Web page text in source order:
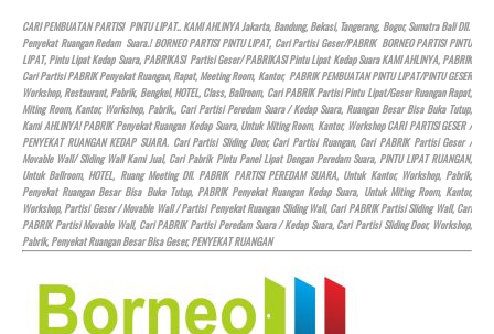
CARI PEMBUATAN PARTISI PINTU LIPAT.. KAMI AHLINYA Jakarta, Bandung, Bekasi, Tangerang, Bogor, Sumatra Bali Dll.
Penyekat Ruangan Redam Suara.! BORNEO PARTISI PINTU LIPAT, Cari Partisi Geser/PABRIK BORNEO PARTISI PINTU
LIPAT, Pintu Lipat Kedap Suara, PABRIKASI Partisi Geser/ PABRIKASI Pintu Lipat Kedap Suara KAMI AHLINYA, PABRIK
Cari Partisi PABRIK Penyekat Ruangan, Rapat, Meeting Room, Kantor, PABRIK PEMBUATAN PINTU LIPAT/PINTU GESER
Workshop, Restaurant, Pabrik, Bengkel,HOTEL, Class, Ballroom, Cari PABRIK Partisi Pintu Lipat/Geser Ruangan Rapat,
Miting Room, Kantor, Workshop, Pabrik,, Cari Partisi Peredam Suara / Kedap Suara, Ruangan Besar Bisa Buka Tutup,
Kami AHLINYA! PABRIK Penyekat Ruangan Kedap Suara, Untuk Miting Room, Kantor, Workshop CARI PARTISI GESER /
PENYEKAT RUANGAN KEDAP SUARA. Cari Partisi Sliding Door, Cari Partisi Ruangan, Cari PABRIK Partisi Geser /
Movable Wall/ Sliding Wall Kami Jual, Cari Pabrik Pintu Panel Lipat Dengan Peredam Suara, PINTU LIPAT RUANGAN,
Untuk Ballroom,HOTEL, Ruang Meeting Dll. PABRIK PARTISI PEREDAM SUARA, Untuk Kantor, Workshop, Pabrik,
Penyekat Ruangan Besar Bisa Buka Tutup, PABRIK Penyekat Ruangan Kedap Suara, Untuk Miting Room, Kantor,
Workshop, Partisi Geser / Movable Wall / Partisi Penyekat Ruangan Sliding Wall, Cari PABRIK Partisi Sliding Wall, Cari
PABRIK Partisi Movable Wall, Cari PABRIK Partisi Peredam Suara / Kedap Suara, Cari Partisi Sliding Door, Workshop,
Pabrik, Penyekat Ruangan Besar Bisa Geser, PENYEKAT RUANGAN